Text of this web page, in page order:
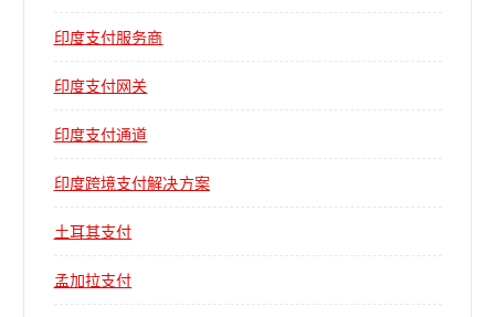
印度支付服务商
印度支付网关
印度支付通道
印度跨境支付解决方案
土耳其支付
孟加拉支付